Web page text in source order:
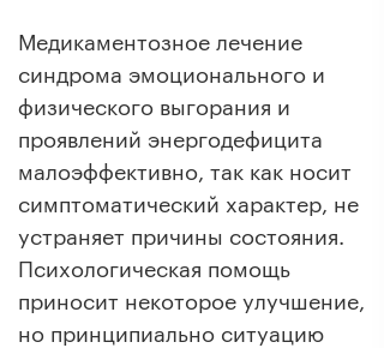
Медикаментозное лечение
синдрома эмоционального и
физического выгорания и
проявлений энергодефицита
малоэффективно, так как носит
симптоматический характер, не
устраняет причины состояния.
Психологическая помощь
приносит некоторое улучшение,
но принципиально ситуацию